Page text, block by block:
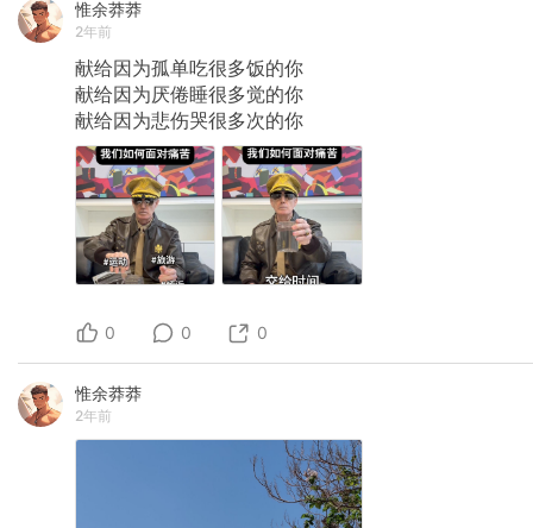
惟余莽莽
2年前
献给因为孤单吃很多饭的你
献给因为厌倦睡很多觉的你
献给因为悲伤哭很多次的你
0 0 0
惟余莽莽
2年前